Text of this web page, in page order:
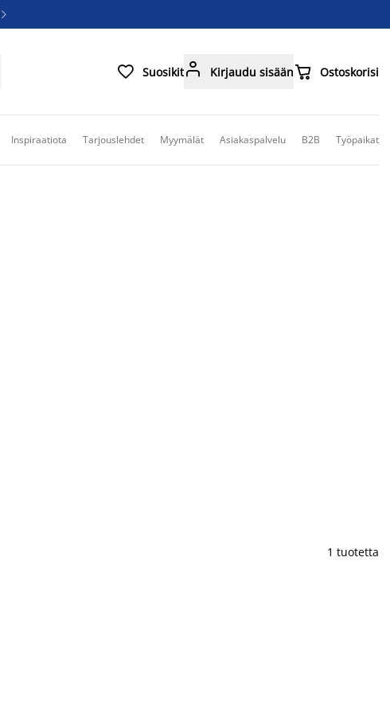

 Suosikit Kirjaudu sisään Ostoskorisi
Inspiraatiota Tarjouslehdet Myymälät Asiakaspalvelu B2B Työpaikat
1 tuotetta